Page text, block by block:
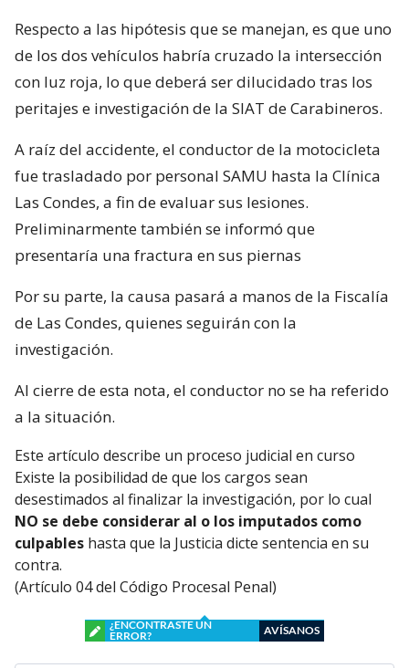
Respecto a las hipótesis que se manejan, es que uno
de los dos vehículos habría cruzado la intersección
con luz roja, lo que deberá ser dilucidado tras los
peritajes e investigación de la SIAT de Carabineros.
A raíz del accidente, el conductor de la motocicleta
fue trasladado por personal SAMU hasta la Clínica
Las Condes, a fin de evaluar sus lesiones.
Preliminarmente también se informó que
presentaría una fractura en sus piernas
Por su parte, la causa pasará a manos de la Fiscalía
de Las Condes, quienes seguirán con la
investigación.
Al cierre de esta nota, el conductor no se ha referido
a la situación.
Este artículo describe un proceso judicial en curso
Existe la posibilidad de que los cargos sean
desestimados al finalizar la investigación, por lo cual
NO se debe considerar al o los imputados como
culpables hasta que la Justicia dicte sentencia en su
contra.
(Artículo 04 del Código Procesal Penal)
¿ENCONTRASTE UN
ERROR?
AVÍSANOS